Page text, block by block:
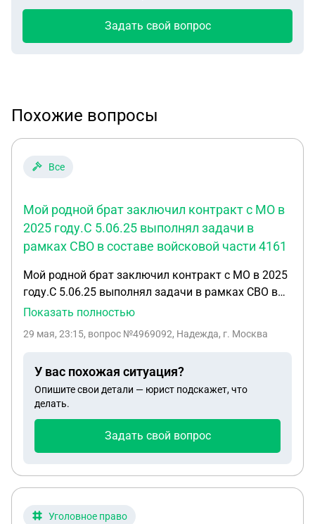
Задать свой вопрос
Похожие вопросы
Все
Мой родной брат заключил контракт с МО в
2025 году.С 5.06.25 выполнял задачи в
рамках СВО в составе войсковой части 4161
Мой родной брат заключил контракт с МО в 2025
году.С 5.06.25 выполнял задачи в рамках СВО в
составе войсковой части 41611.21.11.25 брат
погиб в ходе проведения СВО вблизи н.п.Глубокое
исполнением обязанностей военной службы на
территории ДНР,ЛНР и Украины.В военкомате
сказали собрать пакет документов на 98
родная сестра ,родителей нет в живых ,а детей и
из военкомата в воинскую часть.После того как
снова в военкомат за информацией где
Показать полностью
29 мая, 23:15, вопрос №4969092, Надежда, г. Москва
У вас похожая ситуация?
Опишите свои детали — юрист подскажет, что
делать.
Задать свой вопрос
Уголовное право